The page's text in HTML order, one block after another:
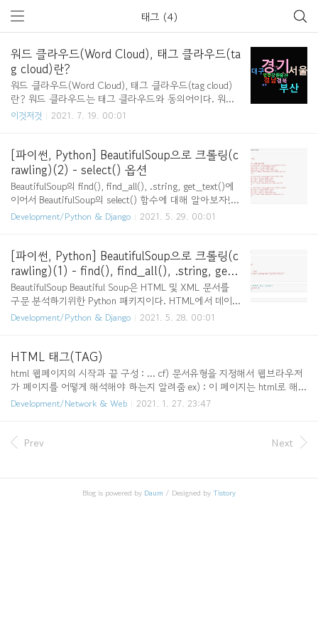
태그 (4)
워드 클라우드(Word Cloud), 태그 클라우드(ta
g cloud)란?
워드 클라우드(Word Cloud), 태그 클라우드(tag cloud)
란? 워드 클라우드는 태그 클라우드와 동의어이다. 워드
클라우드란 문서의 키워드, 개념 등을 직관적으로 파악할
게 하는 기법 등이 있다. 주로 빅데이터(big data)를 분석
할 때 데이터의 특징을 도출하기 위해 활용한다. https://
juem.tistory.com/10 빅데이터! 워드 클라우드(Word Clo
ud)로 손쉽게 표현하는 꿀팁! 워드 클라우드란(Word Clo
ud)란? 문서의 키워드, 개념 등을 직관적으로 파악할 수
있도록 핵심 단어를 시각적으로 돋보이게 하는 기법입니
이것저것 2021. 7. 19. 00:01
[파이썬, Python] BeautifulSoup으로 크롤링(c
rawling)(2) - select() 옵션
BeautifulSoup의 find(), find_all(), .string, get_text()에
이어서 BeautifulSoup의 select() 함수에 대해 알아보자! s
elect() 함수를 사용하여 원하는 데이터 추출 find() 함수
수 있다. select() 함수를 이용하여 데이터 추출하는 방법
의 장점은 다양한 옵션들을 사용할 수 있는 것이다. 아래
와 같이 ex1에 html이 저장되어 있다고 하고 select() 함수
를 활용해보자! select('태그이름') 아래는 태그의 내용을
모두 추출한 것이다. select('.클래스명') 아래는 클래스 이
름이 name1인 태그만..
Development/Python & Django 2021. 5. 29. 00:01
[파이썬, Python] BeautifulSoup으로 크롤링(c
rawling)(1) - find(), find_all(), .string, get_
text()
BeautifulSoup Beautiful Soup은 HTML 및 XML 문서를
구문 분석하기위한 Python 패키지이다. HTML에서 데이터
를 추출하는 데 사용할 수있는 구문 분석 된 페이지에 대
tall bs4] 명령어를 통해 설치) find() 함수 find() 함수는
조건을 만족하는 태그를 하나만 가져오는 함수이다. 만일
아래와 같이 p 태그가 여러 개 있을 경우에도 find() 함수
는 p태그 중 첫번째 태그 1개만 가져온다. 위의 ex2의 html
코드 중 p태그가 3개가 있는데 여기서 align 속성이 center,
Development/Python & Django 2021. 5. 28. 00:01
HTML 태그(TAG)
html 웹페이지의 시작과 끝 구성 : ... cf) 문서유형을 지정해서 웹브라우저
가 페이지를 어떻게 해석해야 하는지 알려줌 ex) : 이 페이지는 html로 해석
해야 함! head(머리말) 웹페이지의 정보, 문서에서 사용할 외부 파일들을
보 구성 : ex) : 웹페이지의 문자 인코딩 방식을 utf-8로 지정 title(문서 제
Development/Network & Web 2021. 1. 27. 23:47
Prev Next
Blog is powered by Daum / Designed byTistory